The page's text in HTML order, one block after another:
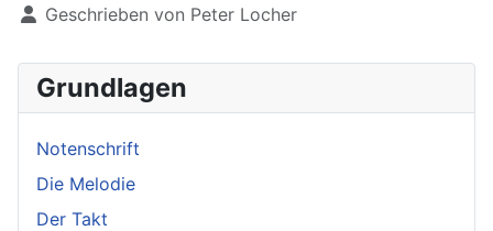
Geschrieben von Peter Locher
Grundlagen
Notenschrift
Die Melodie
Der Takt